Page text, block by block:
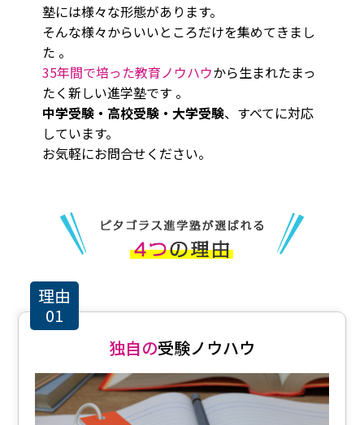
塾には様々な形態があります。
そんな様々からいいところだけを集めてきまし
た 。
35年間で培った教育ノウハウから生まれたまっ
たく新しい進学塾です 。
中学受験・高校受験・大学受験、すべてに対応
しています。
お気軽にお問合せください。
理由
01
独自の受験ノウハウ